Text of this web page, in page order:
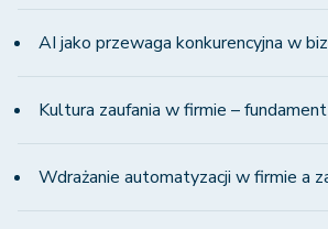
AI jako przewaga konkurencyjna w
Kultura zaufania w firmie –
Wdrażanie automatyzacji w firmie a